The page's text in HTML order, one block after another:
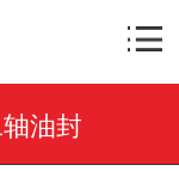
油封